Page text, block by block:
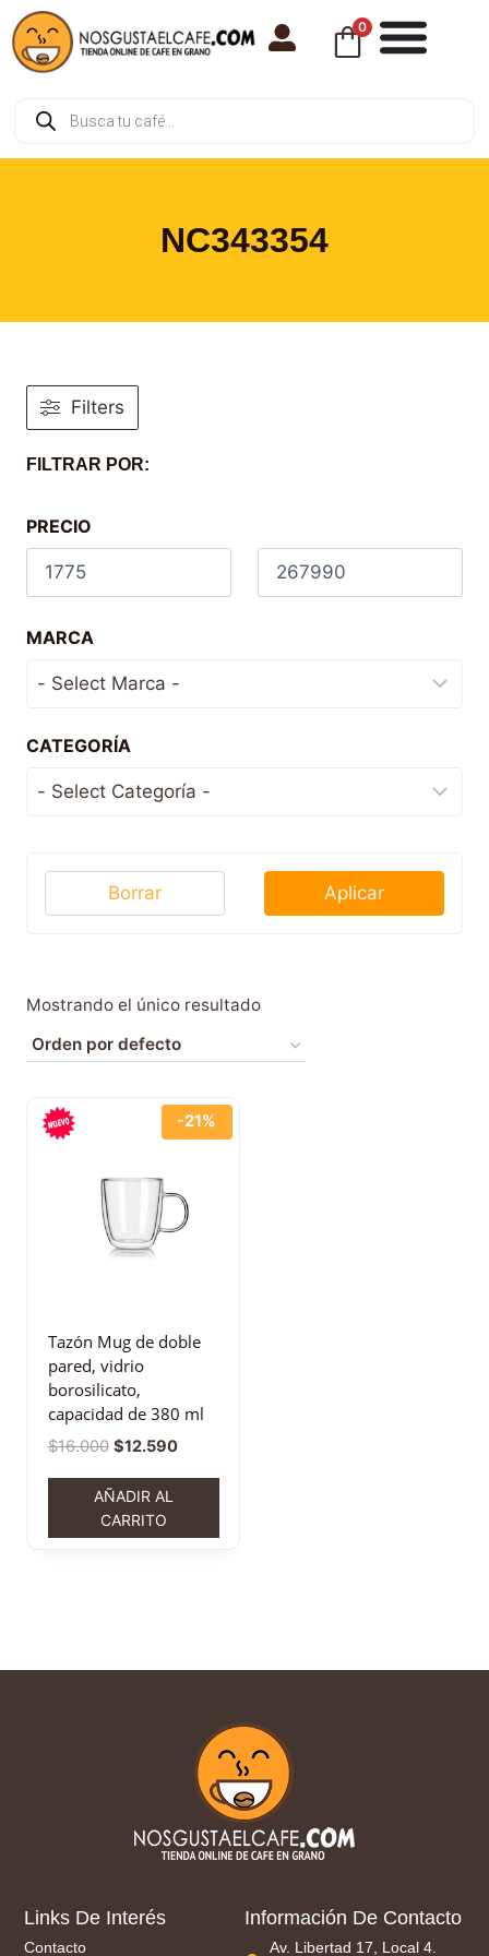
0
NC343354
Mostrando el único resultado
-21%
Tazón Mug de doble
pared, vidrio
borosilicato,
capacidad de 380 ml
$16.000 $12.590
AÑADIR AL
CARRITO
Filters
FILTRAR POR:
PRECIO
MARCA
CATEGORÍA
Aplicar
Borrar
Links De Interés
Contacto
Información De Contacto
Av. Libertad 17, Local 4.